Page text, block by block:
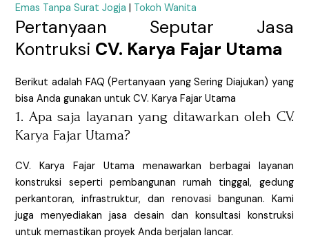
Emas Tanpa Surat Jogja | Tokoh Wanita
Pertanyaan Seputar Jasa
Kontruksi CV. Karya Fajar Utama
Berikut adalah FAQ (Pertanyaan yang Sering Diajukan) yang
bisa Anda gunakan untuk CV. Karya Fajar Utama
1. Apa saja layanan yang ditawarkan oleh CV.
Karya Fajar Utama?
CV. Karya Fajar Utama menawarkan berbagai layanan
konstruksi seperti pembangunan rumah tinggal, gedung
perkantoran, infrastruktur, dan renovasi bangunan. Kami
juga menyediakan jasa desain dan konsultasi konstruksi
untuk memastikan proyek Anda berjalan lancar.